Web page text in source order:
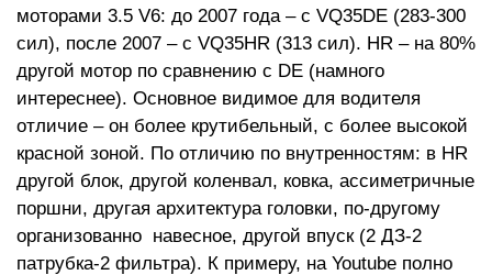
моторами 3.5 V6: до 2007 года – с VQ35DE (283-300
сил), после 2007 – с VQ35HR (313 сил). HR – на 80%
другой мотор по сравнению с DE (намного
интереснее). Основное видимое для водителя
отличие – он более крутибельный, с более высокой
красной зоной. По отличию по внутренностям: в HR
другой блок, другой коленвал, ковка, ассиметричные
поршни, другая архитектура головки, по-другому
организованно навесное, другой впуск (2 ДЗ-2
патрубка-2 фильтра). К примеру, на Youtube полно